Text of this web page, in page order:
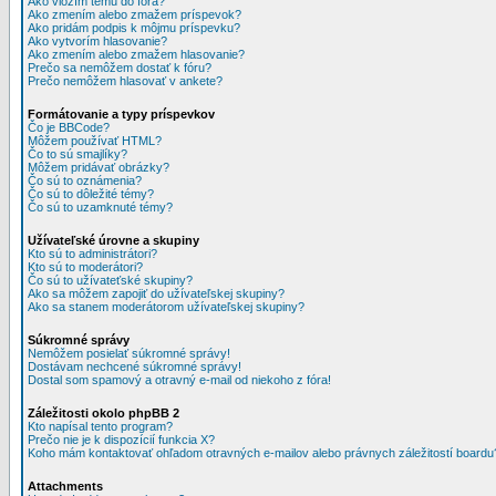
Ako zmením alebo zmažem príspevok?
Ako pridám podpis k môjmu príspevku?
Ako vytvorím hlasovanie?
Ako zmením alebo zmažem hlasovanie?
Prečo sa nemôžem dostať k fóru?
Prečo nemôžem hlasovať v ankete?
Formátovanie a typy príspevkov
Čo je BBCode?
Môžem používať HTML?
Čo to sú smajlíky?
Môžem pridávať obrázky?
Čo sú to oznámenia?
Čo sú to dôležité témy?
Čo sú to uzamknuté témy?
Užívateľské úrovne a skupiny
Kto sú to administrátori?
Kto sú to moderátori?
Čo sú to užívateťské skupiny?
Ako sa môžem zapojiť do užívateľskej skupiny?
Ako sa stanem moderátorom užívateľskej skupiny?
Súkromné správy
Nemôžem posielať súkromné správy!
Dostávam nechcené súkromné správy!
Dostal som spamový a otravný e-mail od niekoho z fóra!
Záležitosti okolo phpBB 2
Kto napísal tento program?
Prečo nie je k dispozícií funkcia X?
Koho mám kontaktovať ohľadom otravných e-mailov alebo právnych záležitostí
Attachments